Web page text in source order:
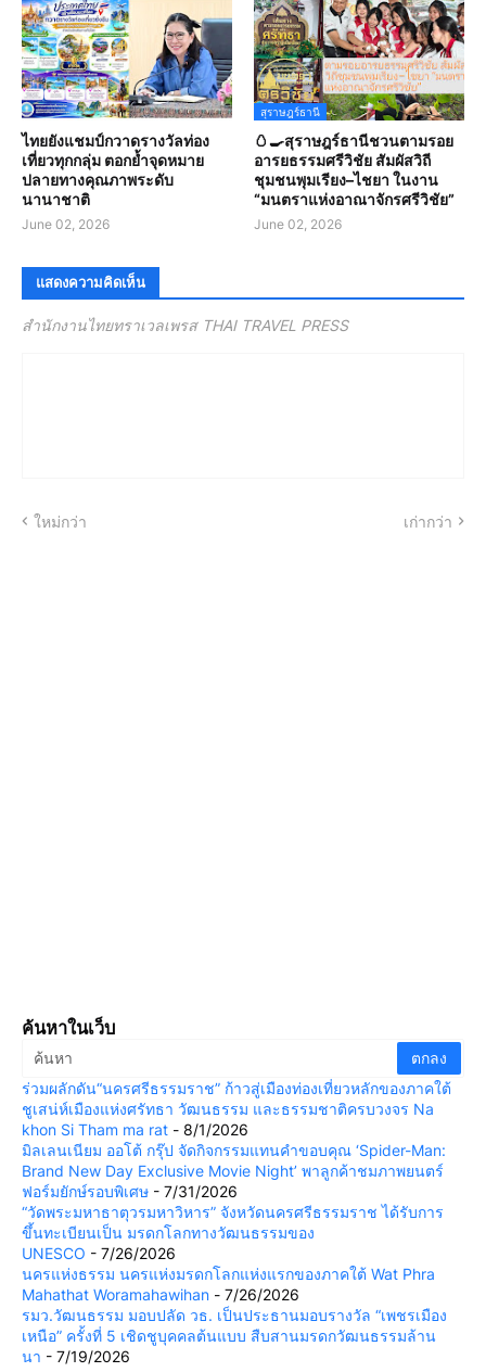
ไทยยังแชมป์กวาดรางวัลท่อง
เที่ยวทุกกลุ่ม ตอกย้ำจุดหมาย
ปลายทางคุณภาพระดับ
นานาชาติ
June 02, 2026
สุราษฎร์ธานี
🥚🍳สุราษฎร์ธานีชวนตามรอย
อารยธรรมศรีวิชัย สัมผัสวิถี
ชุมชนพุมเรียง–ไชยา ในงาน
“มนตราแห่งอาณาจักรศรีวิชัย”
June 02, 2026
แสดงความคิดเห็น
สำนักงานไทยทราเวลเพรส THAI TRAVEL PRESS
ใหม่กว่า เก่ากว่า
ค้นหาในเว็บ
ร่วมผลักดัน“นครศรีธรรมราช” ก้าวสู่เมืองท่องเที่ยวหลักของภาคใต้
ชูเสน่ห์เมืองแห่งศรัทธา วัฒนธรรม และธรรมชาติครบวงจร Na
khon Si Tham ma rat - 8/1/2026
มิลเลนเนียม ออโต้ กรุ๊ป จัดกิจกรรมแทนคำขอบคุณ ‘Spider-Man:
Brand New Day Exclusive Movie Night’ พาลูกค้าชมภาพยนตร์
ฟอร์มยักษ์รอบพิเศษ - 7/31/2026
“วัดพระมหาธาตุวรมหาวิหาร” จังหวัดนครศรีธรรมราช ได้รับการ
ขึ้นทะเบียนเป็น มรดกโลกทางวัฒนธรรมของ
UNESCO - 7/26/2026
นครแห่งธรรม นครแห่งมรดกโลกแห่งแรกของภาคใต้ Wat Phra
Mahathat Woramahawihan - 7/26/2026
รมว.วัฒนธรรม มอบปลัด วธ. เป็นประธานมอบรางวัล “เพชรเมือง
เหนือ” ครั้งที่ 5 เชิดชูบุคคลต้นแบบ สืบสานมรดกวัฒนธรรมล้าน
นา - 7/19/2026